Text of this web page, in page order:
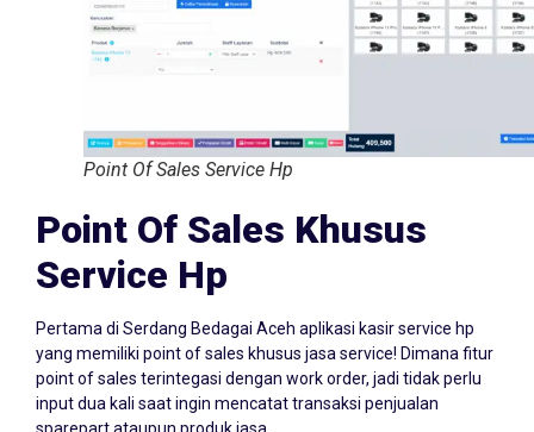
Point Of Sales Service Hp
Point Of Sales Khusus
Service Hp
yang memiliki point of sales khusus jasa service! Dimana fitur
point of sales terintegasi dengan work order, jadi tidak perlu
input dua kali saat ingin mencatat transaksi penjualan
sparepart ataupun produk jasa.